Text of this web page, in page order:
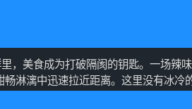
，美食成为打破隔阂的钥匙。一场辣
淋漓中迅速拉近距离。这里没有冰冷